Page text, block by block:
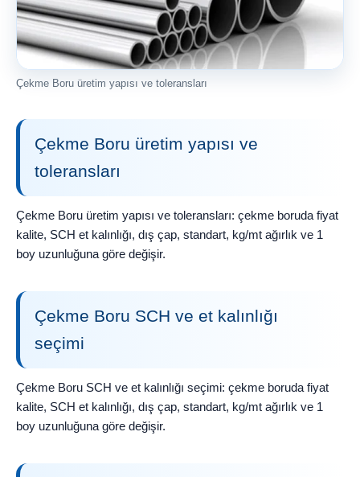
Çekme Boru üretim yapısı ve toleransları
Çekme Boru üretim yapısı ve
toleransları
Çekme Boru üretim yapısı ve toleransları: çekme boruda fiyat
kalite, SCH et kalınlığı, dış çap, standart, kg/mt ağırlık ve 1
boy uzunluğuna göre değişir.
Çekme Boru SCH ve et kalınlığı
seçimi
Çekme Boru SCH ve et kalınlığı seçimi: çekme boruda fiyat
kalite, SCH et kalınlığı, dış çap, standart, kg/mt ağırlık ve 1
boy uzunluğuna göre değişir.